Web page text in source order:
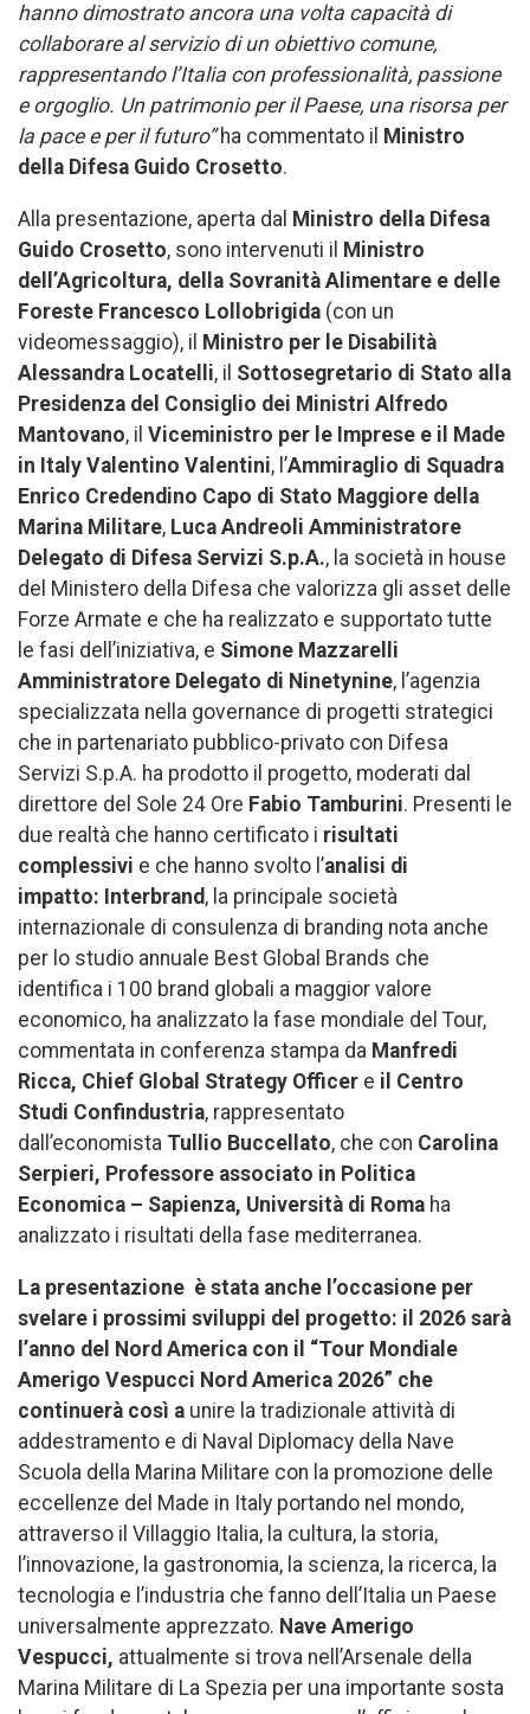
hanno dimostrato ancora una volta capacità di
collaborare al servizio di un obiettivo comune,
rappresentando l’Italia con professionalità, passione
e orgoglio. Un patrimonio per il Paese, una risorsa per
la pace e per il futuro”ha commentato il Ministro
della Difesa Guido Crosetto.
Alla presentazione, aperta dal Ministro della Difesa
Guido Crosetto, sono intervenuti il Ministro
dell’Agricoltura, della Sovranità Alimentare e delle
Foreste Francesco Lollobrigida (con un
videomessaggio), il Ministro per le Disabilità
Alessandra Locatelli, il Sottosegretario di Stato alla
Presidenza del Consiglio dei Ministri Alfredo
Mantovano, il Viceministro per le Imprese e il Made
in Italy Valentino Valentini, l’Ammiraglio di Squadra
Enrico Credendino Capo di Stato Maggiore della
Marina Militare, Luca Andreoli Amministratore
Delegato di Difesa Servizi S.p.A., la società in house
del Ministero della Difesa che valorizza gli asset delle
Forze Armate e che ha realizzato e supportato tutte
le fasi dell’iniziativa, e Simone Mazzarelli
Amministratore Delegato di Ninetynine, l’agenzia
specializzata nella governance di progetti strategici
che in partenariato pubblico-privato con Difesa
Servizi S.p.A. ha prodotto il progetto, moderati dal
direttore del Sole 24 Ore Fabio Tamburini. Presenti le
due realtà che hanno certificato i risultati
complessivi e che hanno svolto l’analisi di
impatto: Interbrand , la principale società
internazionale di consulenza di branding nota anche
per lo studio annuale Best Global Brands che
identifica i 100 brand globali a maggior valore
economico, ha analizzato la fase mondiale del Tour,
commentata in conferenza stampa da Manfredi
Ricca, Chief Global Strategy Officer e il Centro
Studi Confindustria, rappresentato
dall’economista Tullio Buccellato, che con Carolina
Serpieri, Professore associato in Politica
Economica – Sapienza, Università di Roma ha
analizzato i risultati della fase mediterranea.
La presentazione è stata anche l’occasione per
svelare i prossimi sviluppi del progetto: il 2026 sarà
l’anno del Nord America con il “Tour Mondiale
Amerigo Vespucci Nord America 2026” che
continuerà così a unire la tradizionale attività di
addestramento e di Naval Diplomacy della Nave
Scuola della Marina Militare con la promozione delle
eccellenze del Made in Italy portando nel mondo,
attraverso il Villaggio Italia, la cultura, la storia,
l’innovazione, la gastronomia, la scienza, la ricerca, la
tecnologia e l’industria che fanno dell’Italia un Paese
universalmente apprezzato. Nave Amerigo
Vespucci, attualmente si trova nell’Arsenale della
Marina Militare di La Spezia per una importante sosta